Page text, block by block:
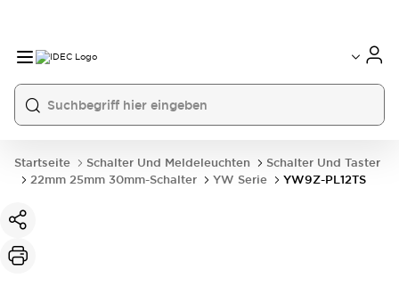
Startseite Schalter Und Meldeleuchten
Schalter Und Taster
22mm 25mm 30mm-Schalter
YW Serie YW9Z-PL12TS